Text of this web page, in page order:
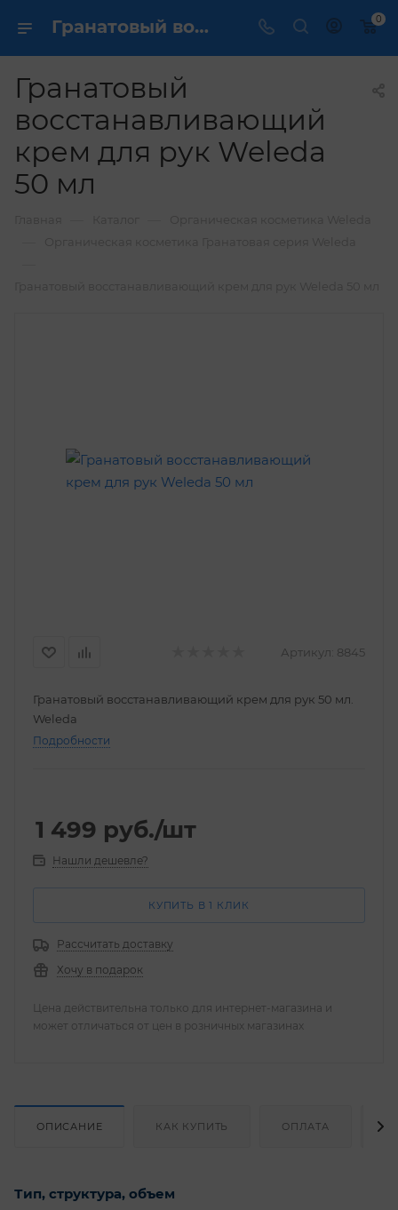
Гранатовый восстанавливающий крем для рук Weleda 50 мл купить по выгодной цене в интернет магазине 0
Гранатовый
восстанавливающий
крем для рук Weleda
50 мл
Артикул: 8845
Гранатовый восстанавливающий крем для рук 50 мл.
Weleda
Подробности
1 499 руб./шт
Нашли дешевле?
КУПИТЬ В 1 КЛИК
Рассчитать доставку
Хочу в подарок
Цена действительна только для интернет-магазина и
может отличаться от цен в розничных магазинах
ОПИСАНИЕ КАК КУПИТЬ ОПЛАТА
Тип, структура, объем